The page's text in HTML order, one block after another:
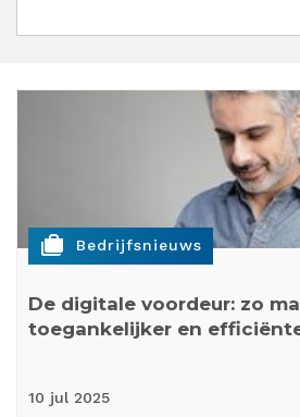
cases Bedrijfsnieuws
De digitale voordeur: zo
toegankelijker en
10 jul 2025